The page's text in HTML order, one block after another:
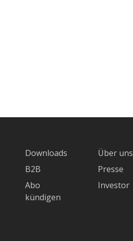
Downloads
B2B
Abo
kündigen
Über uns
Presse
Investor